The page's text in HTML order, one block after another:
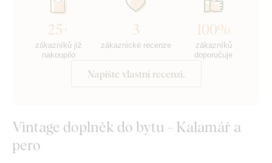
25+
zákazníků již
nakoupilo
3
zákaznické recenze
100%
zákazníků
doporučuje
Napište vlastní recenzi.
Vintage doplněk do bytu - Kalamář a
pero